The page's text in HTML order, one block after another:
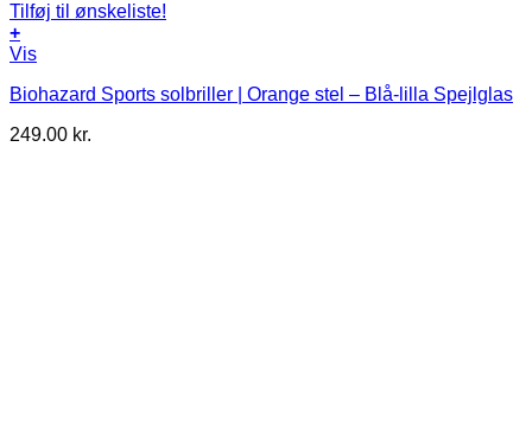
Tilføj til ønskeliste!
+
Vis
Biohazard Sports solbriller | Orange stel – Blå-lilla Spejlglas
249.00 kr.